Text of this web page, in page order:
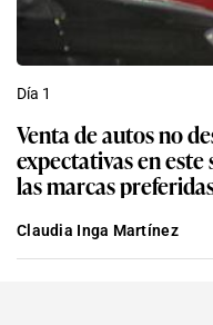
Día 1
Venta de autos no
expectativas en este
las marcas
Claudia Inga Martínez